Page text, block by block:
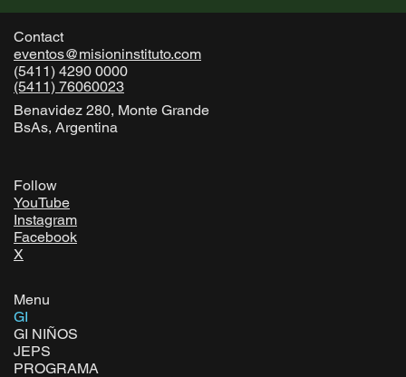
Contact
eventos@misioninstituto.com
(5411) 4290 0000
(5411) 76060023
Benavidez 280, Monte Grande
BsAs, Argentina
Follow
YouTube
Instagram
Facebook
X
Menu
GI
GI NIÑOS
JEPS
PROGRAMA